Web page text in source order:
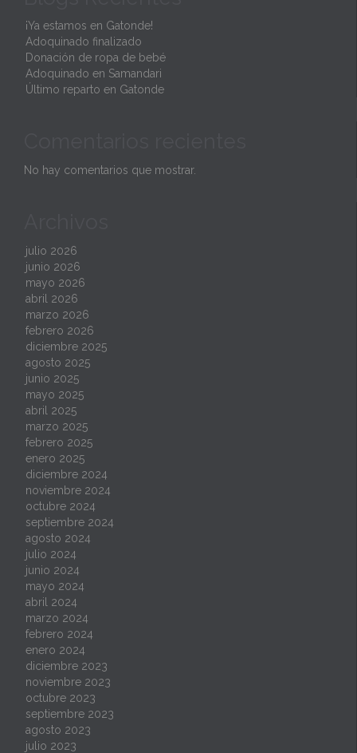
¡Ya estamos en Gatonde!
Adoquinado finalizado
Donación de ropa de bebé
Adoquinado en Samandari
Último reparto en Gatonde
No hay comentarios que mostrar.
julio 2026
junio 2026
mayo 2026
abril 2026
marzo 2026
febrero 2026
diciembre 2025
agosto 2025
junio 2025
mayo 2025
abril 2025
marzo 2025
febrero 2025
enero 2025
diciembre 2024
noviembre 2024
octubre 2024
septiembre 2024
agosto 2024
julio 2024
junio 2024
mayo 2024
abril 2024
marzo 2024
febrero 2024
enero 2024
diciembre 2023
noviembre 2023
octubre 2023
septiembre 2023
agosto 2023
julio 2023